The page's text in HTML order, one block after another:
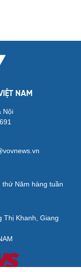
NAM
Nội
thứ Năm hàng tuần
Thị Khanh, Giang